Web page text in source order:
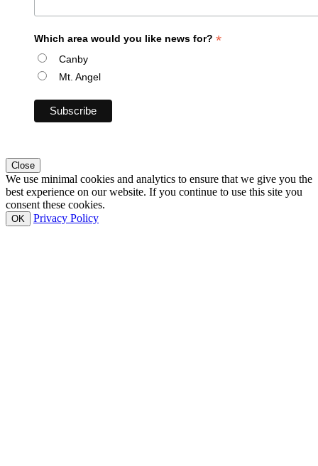
Which area would you like news for? *
Canby
Mt. Angel
Close
We use minimal cookies and analytics to ensure that we give you the
best experience on our website. If you continue to use this site you
consent these cookies.
OK Privacy Policy